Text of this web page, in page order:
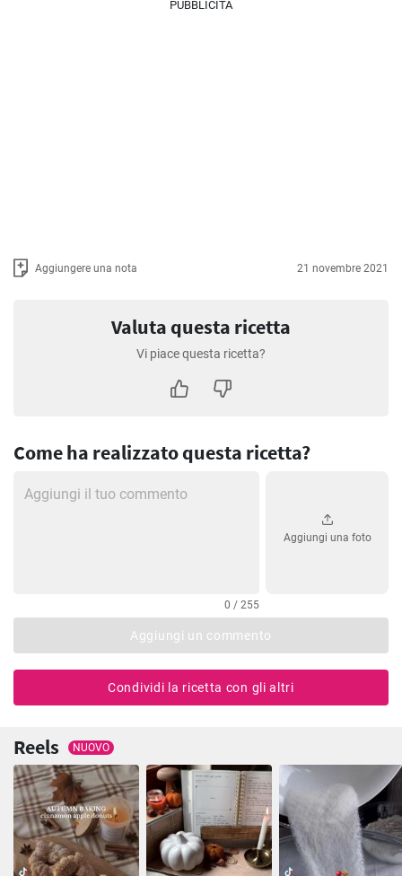
PUBBLICITÀ
Aggiungere una nota 21 novembre 2021
Valuta questa ricetta
Vi piace questa ricetta?
Come ha realizzato questa ricetta?
0 / 255
Aggiungi una foto
Aggiungi un commento
Condividi la ricetta con gli altri
Reels NUOVO